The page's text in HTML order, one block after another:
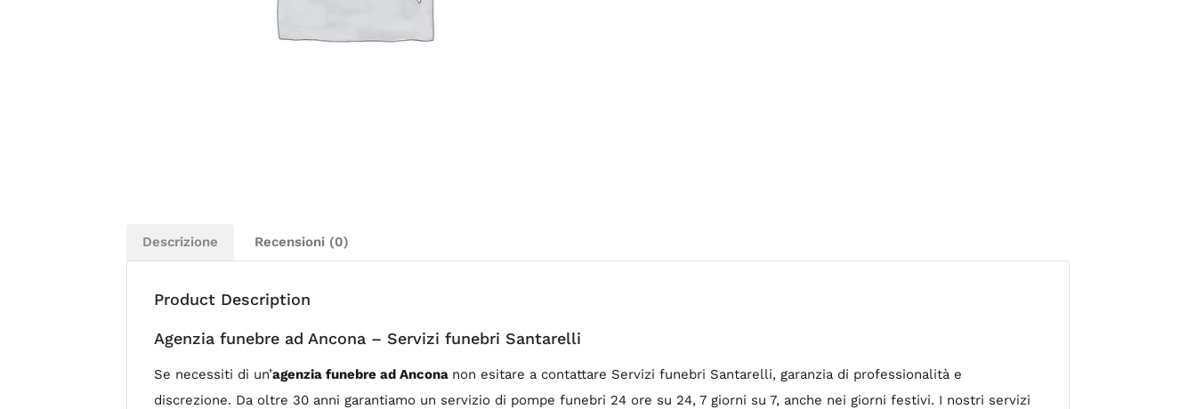
Descrizione Recensioni (0)
Product Description
Agenzia funebre ad Ancona – Servizi funebri Santarelli
Se necessiti di un’agenzia funebre ad Ancona non esitare a contattare Servizi funebri Santarelli, garanzia di professionalità e
discrezione. Da oltre 30 anni garantiamo un servizio di pompe funebri 24 ore su 24, 7 giorni su 7, anche nei giorni festivi. I nostri servizi